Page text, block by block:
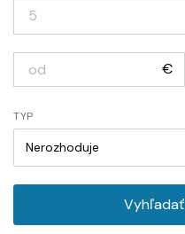
€
TYP
Nerozhoduje
Vyhľadať